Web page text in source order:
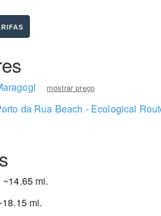
mostrar preço
da Rua Beach - Ecological
mi.
mi.